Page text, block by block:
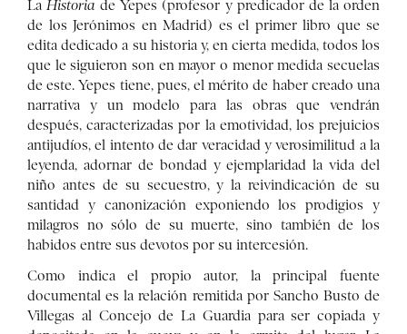
LaHistoriade Yepes (profesor y predicador de la orden
de los Jerónimos en Madrid) es el primer libro que se
edita dedicado a su historia y, en cierta medida, todos los
que le siguieron son en mayor o menor medida secuelas
de este. Yepes tiene, pues, el mérito de haber creado una
narrativa y un modelo para las obras que vendrán
después, caracterizadas por la emotividad, los prejuicios
antijudíos, el intento de dar veracidad y verosimilitud a la
leyenda, adornar de bondad y ejemplaridad la vida del
niño antes de su secuestro, y la reivindicación de su
santidad y canonización exponiendo los prodigios y
milagros no sólo de su muerte, sino también de los
habidos entre sus devotos por su intercesión.
Como indica el propio autor, la principal fuente
documental es la relación remitida por Sancho Busto de
Villegas al Concejo de La Guardia para ser copiada y